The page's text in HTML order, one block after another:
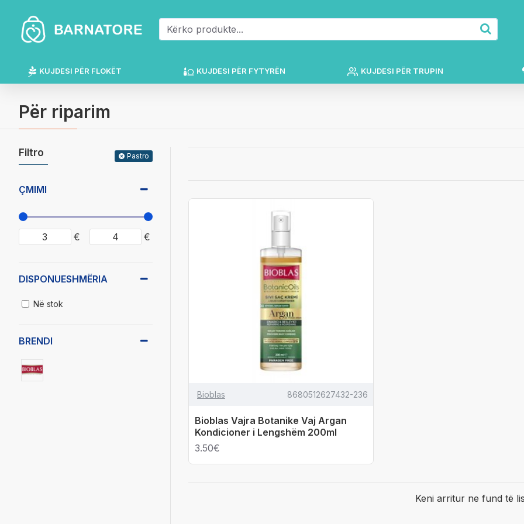
KUJDESI PËR FLOKËT KUJDESI PËR FYTYRËN KUJDESI PËR TRUPIN
Për riparim
Filtro Pastro
ÇMIMI
€ €
BRENDI
DISPONUESHMËRIA
Në stok
Bioblas 8680512627432-236
Bioblas Vajra Botanike Vaj Argan
Kondicioner i Lengshëm 200ml
3.50€
Keni arritur ne fund të